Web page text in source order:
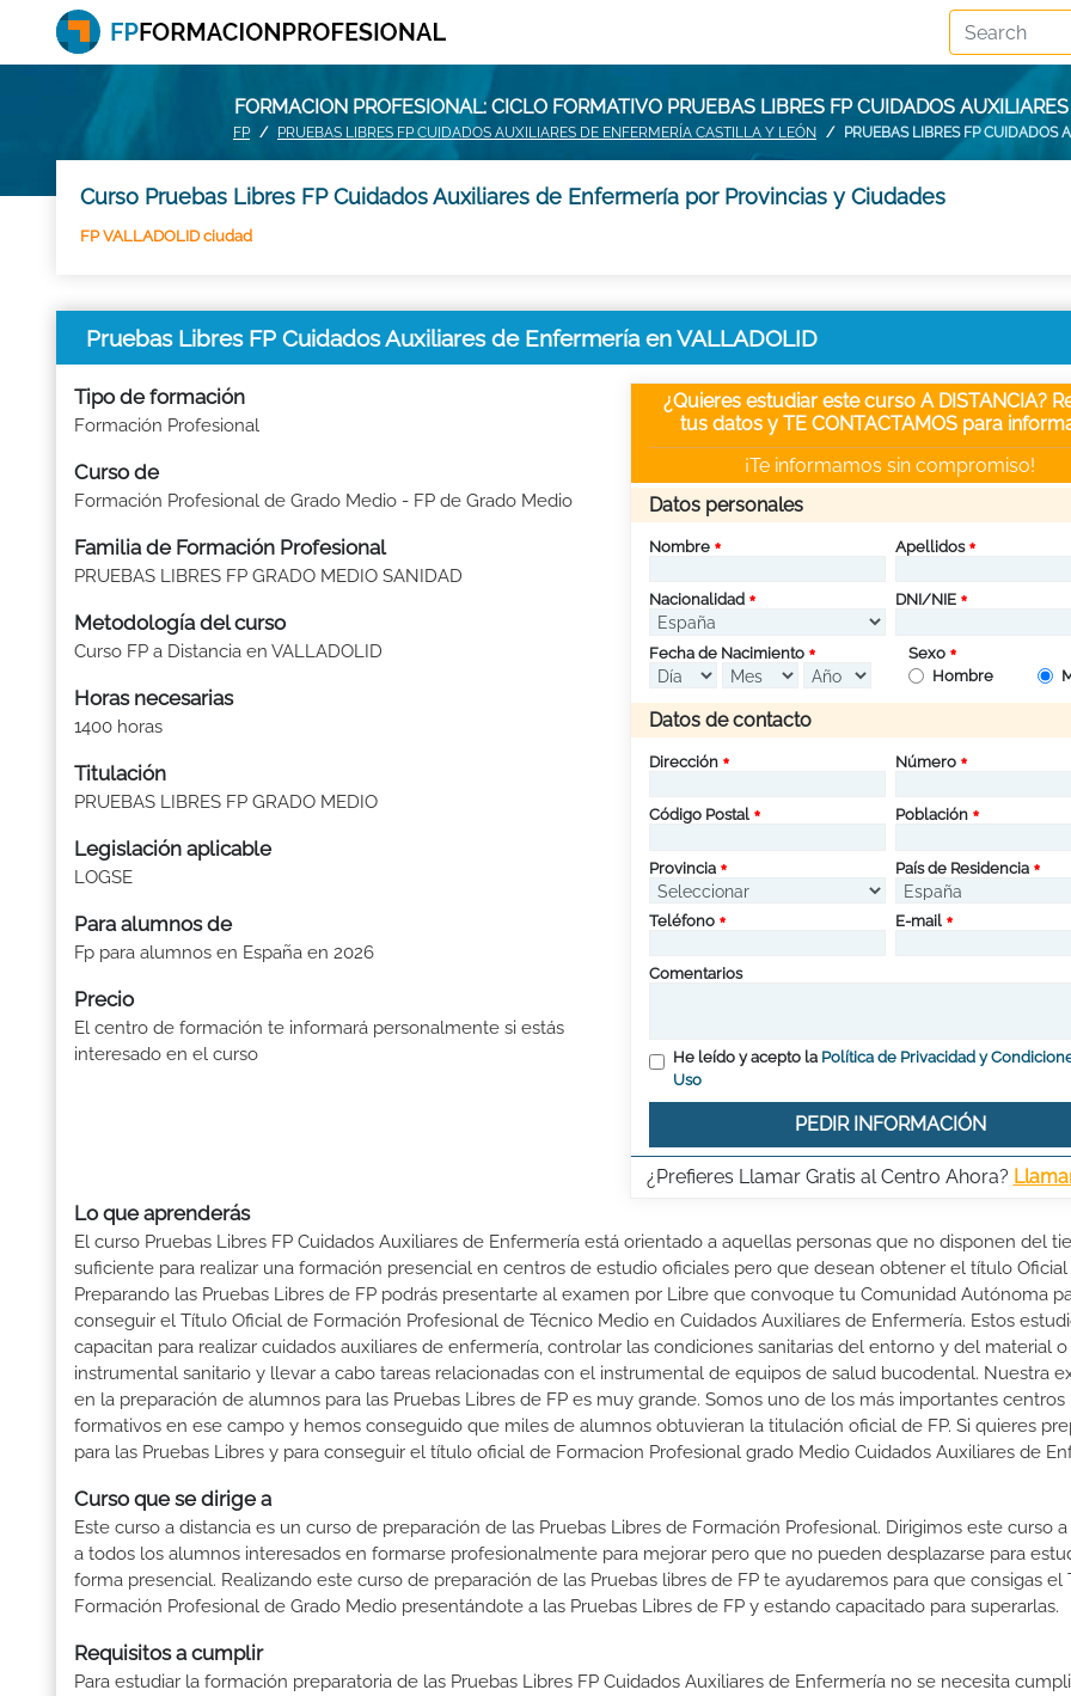
FORMACION PROFESIONAL: CICLO FORMATIVO PRUEBAS LIBRES FP CUIDADOS
FP PRUEBAS LIBRES FP CUIDADOS AUXILIARES DE ENFERMERÍA CASTILLA Y LEÓN PRUEBAS LIBRES FP CUIDADOS
Curso Pruebas Libres FP Cuidados Auxiliares de Enfermería por Provincias y Ciudades
FP VALLADOLID ciudad
Pruebas Libres FP Cuidados Auxiliares de Enfermería en VALLADOLID
Tipo de formación
Formación Profesional
Curso de
Formación Profesional de Grado Medio - FP de Grado Medio
Familia de Formación Profesional
PRUEBAS LIBRES FP GRADO MEDIO SANIDAD
Metodología del curso
Curso FP a Distancia en VALLADOLID
Horas necesarias
1400 horas
Titulación
PRUEBAS LIBRES FP GRADO MEDIO
Legislación aplicable
LOGSE
Para alumnos de
Fp para alumnos en España en 2026
Precio
El centro de formación te informará personalmente si estás
interesado en el curso
¿Quieres estudiar este curso A DISTANCIA?
tus datos y TE CONTACTAMOS para
¡Te informamos sin compromiso!
Datos personales
Nombre Apellidos
Nacionalidad DNI/NIE
Fecha de Nacimiento
Sexo
Hombre
Datos de contacto
Dirección Número
Código Postal Población
Provincia País de Residencia
Teléfono E-mail
Comentarios
He leído y acepto la Política de Privacidad y
Uso
PEDIR INFORMACIÓN
¿Prefieres Llamar Gratis al Centro Ahora?
Lo que aprenderás
El curso Pruebas Libres FP Cuidados Auxiliares de Enfermería está orientado a aquellas personas que no disponen del
suficiente para realizar una formación presencial en centros de estudio oficiales pero que desean obtener el título Oficial
Preparando las Pruebas Libres de FP podrás presentarte al examen por Libre que convoque tu Comunidad Autónoma
conseguir el Título Oficial de Formación Profesional de Técnico Medio en Cuidados Auxiliares de Enfermería. Estos
capacitan para realizar cuidados auxiliares de enfermería, controlar las condiciones sanitarias del entorno y del material o
instrumental sanitario y llevar a cabo tareas relacionadas con el instrumental de equipos de salud bucodental. Nuestra
en la preparación de alumnos para las Pruebas Libres de FP es muy grande. Somos uno de los más importantes centros
formativos en ese campo y hemos conseguido que miles de alumnos obtuvieran la titulación oficial de FP. Si quieres
para las Pruebas Libres y para conseguir el título oficial de Formacion Profesional grado Medio Cuidados Auxiliares de
Curso que se dirige a
Este curso a distancia es un curso de preparación de las Pruebas Libres de Formación Profesional. Dirigimos este curso
a todos los alumnos interesados en formarse profesionalmente para mejorar pero que no pueden desplazarse para
forma presencial. Realizando este curso de preparación de las Pruebas libres de FP te ayudaremos para que consigas el
Formación Profesional de Grado Medio presentándote a las Pruebas Libres de FP y estando capacitado para superarlas.
Requisitos a cumplir
Para estudiar la formación preparatoria de las Pruebas Libres FP Cuidados Auxiliares de Enfermería no se necesita